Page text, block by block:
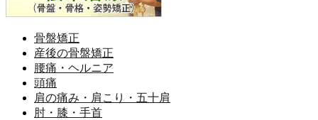
骨盤矯正
産後の骨盤矯正
腰痛・ヘルニア
頭痛
肩の痛み・肩こり・五十肩
肘・膝・手首